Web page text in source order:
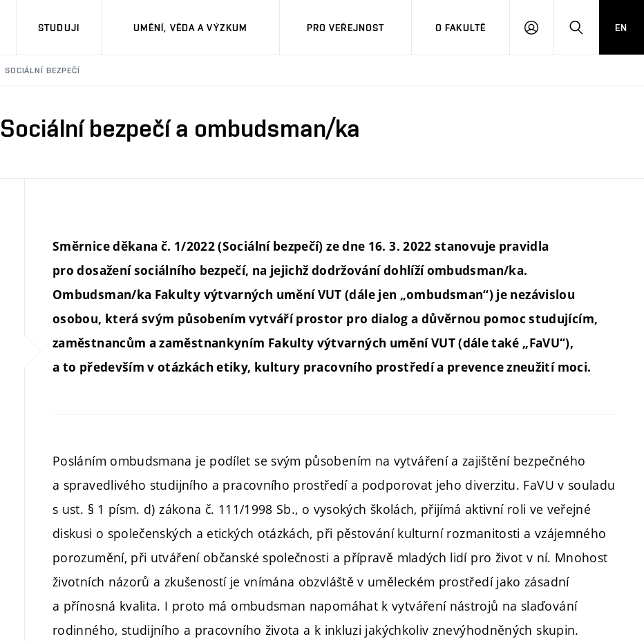
STUDUJI UMĚNÍ, VĚDA A VÝZKUM PRO VEŘEJNOST O FAKULTĚ
PŘIHLÁSITHLEDAT
EN
SOCIÁLNÍ BEZPEČÍ
Sociální bezpečí a ombudsman/ka
Směrnice děkana č. 1/2022 (Sociální bezpečí) ze dne 16. 3. 2022 stanovuje pravidla
pro dosažení sociálního bezpečí, na jejichž dodržování dohlíží ombudsman/ka.
Ombudsman/ka Fakulty výtvarných umění VUT (dále jen „ombudsman“) je nezávislou
osobou, která svým působením vytváří prostor pro dialog a důvěrnou pomoc studujícím,
zaměstnancům a zaměstnankyním Fakulty výtvarných umění VUT (dále také „FaVU“),
a to především v otázkách etiky, kultury pracovního prostředí a prevence zneužití moci.
Posláním ombudsmana je podílet se svým působením na vytváření a zajištění bezpečného
a spravedlivého studijního a pracovního prostředí a podporovat jeho diverzitu. FaVU v souladu
s ust. § 1 písm. d) zákona č. 111/1998 Sb., o vysokých školách, přijímá aktivní roli ve veřejné
diskusi o společenských a etických otázkách, při pěstování kulturní rozmanitosti a vzájemného
porozumění, při utváření občanské společnosti a přípravě mladých lidí pro život v ní. Mnohost
životních názorů a zkušeností je vnímána obzvláště v uměleckém prostředí jako zásadní
a přínosná kvalita. I proto má ombudsman napomáhat k vytváření nástrojů na slaďování
rodinného, studijního a pracovního života a k inkluzi jakýchkoliv znevýhodněných skupin.